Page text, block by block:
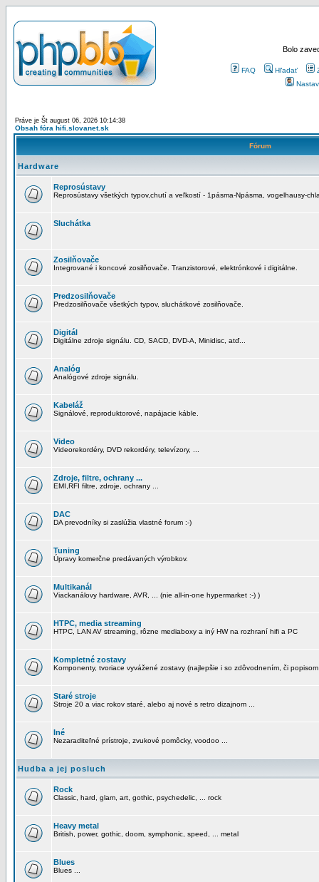
Bolo
FAQ Hľadať
Práve je Št august 06, 2026 10:14:38
Obsah fóra hifi.slovanet.sk
Fórum
Hardware
Reprosústavy
Reprosústavy všetkých typov,chutí a veľkostí - 1pásma-Npásma, vogelhausy-
Sluchátka
Zosilňovače
Integrované i koncové zosilňovače. Tranzistorové, elektrónkové i digitálne.
Predzosilňovače
Predzosilňovače všetkých typov, sluchátkové zosilňovače.
Digitál
Digitálne zdroje signálu. CD, SACD, DVD-A, Minidisc, atď...
Analóg
Analógové zdroje signálu.
Kabeláž
Signálové, reproduktorové, napájacie káble.
Video
Videorekordéry, DVD rekordéry, televízory, ...
Zdroje, filtre, ochrany ...
EMI,RFI filtre, zdroje, ochrany ...
DAC
DA prevodníky si zaslúžia vlastné forum :-)
Tuning
Úpravy komerčne predávaných výrobkov.
Multikanál
Viackanálovy hardware, AVR, ... (nie all-in-one hypermarket :-) )
HTPC, media streaming
HTPC, LAN AV streaming, rôzne mediaboxy a iný HW na rozhraní hifi a PC
Kompletné zostavy
Komponenty, tvoriace vyvážené zostavy (najlepšie i so zdôvodnením, či
Staré stroje
Stroje 20 a viac rokov staré, alebo aj nové s retro dizajnom ...
Iné
Nezaraditeľné prístroje, zvukové pomôcky, voodoo ...
Hudba a jej posluch
Rock
Classic, hard, glam, art, gothic, psychedelic, ... rock
Heavy metal
British, power, gothic, doom, symphonic, speed, ... metal
Blues
Blues ...